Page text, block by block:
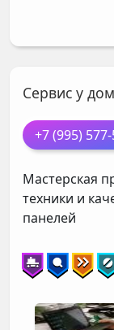
Сервис у
+7 (995)
Мастерская
техники и
панелей